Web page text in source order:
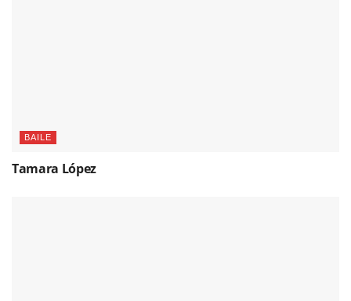
BAILE
Tamara López